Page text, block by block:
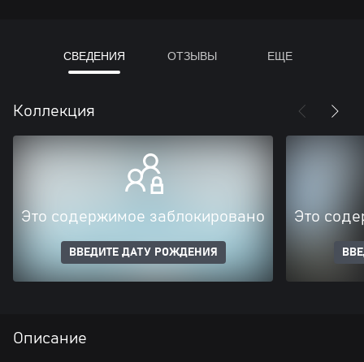
СВЕДЕНИЯ ОТЗЫВЫ ЕЩЕ
Коллекция
Это содержимое заблокировано
ВВЕДИТЕ ДАТУ РОЖДЕНИЯ
Это
Описание